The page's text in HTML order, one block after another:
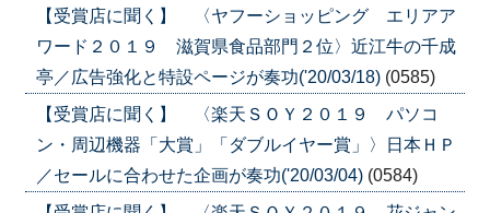
【受賞店に聞く】 〈ヤフーショッピング エリアア
ワード２０１９ 滋賀県食品部門２位〉近江牛の千成
亭／広告強化と特設ページが奏功('20/03/18) (0585)
【受賞店に聞く】 〈楽天ＳＯＹ２０１９ パソコ
ン・周辺機器「大賞」「ダブルイヤー賞」〉日本ＨＰ
／セールに合わせた企画が奏功('20/03/04) (0584)